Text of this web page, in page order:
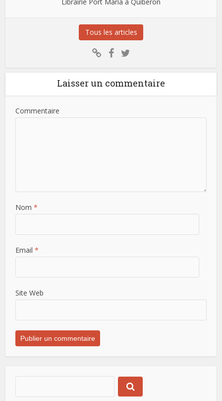
Tous les articles
Laisser un commentaire
Commentaire
Nom *
Email *
Site Web